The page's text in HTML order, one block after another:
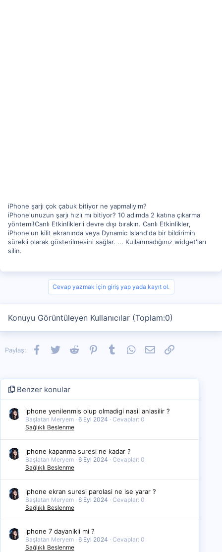
iPhone şarjı çok çabuk bitiyor ne yapmalıyım?
iPhone'unuzun şarjı hızlı mı bitiyor? 10 adımda 2 katına çıkarma
yöntemi!Canlı Etkinlikler'i devre dışı bırakın. Canlı Etkinlikler,
iPhone'un kilit ekranında veya Dynamic Island'da bir bildirimin
sürekli olarak gösterilmesini sağlar. ... Kullanmadığınız widget'ları
silin.
Cevap yazmak için giriş yap yada kayıt ol.
Konuyu Görüntüleyen Kullanıcılar (Toplam:0)
Paylaş: Facebook
TwitterReddit PinterestTumblrWhatsApp
E-postaLink
Benzer konular
iphone yenilenmis olup olmadigi nasil anlasilir ?
Başlatan Meryem 6 Eyl 2024
Cevaplar: 0
Sağlıklı Beslenme
iphone kapanma suresi ne kadar ?
Başlatan Meryem 6 Eyl 2024
Cevaplar: 0
Sağlıklı Beslenme
iphone ekran suresi parolasi ne ise yarar ?
Başlatan Meryem 6 Eyl 2024
Cevaplar: 0
Sağlıklı Beslenme
iphone 7 dayanikli mi ?
Başlatan Meryem 6 Eyl 2024
Cevaplar: 0
Sağlıklı Beslenme